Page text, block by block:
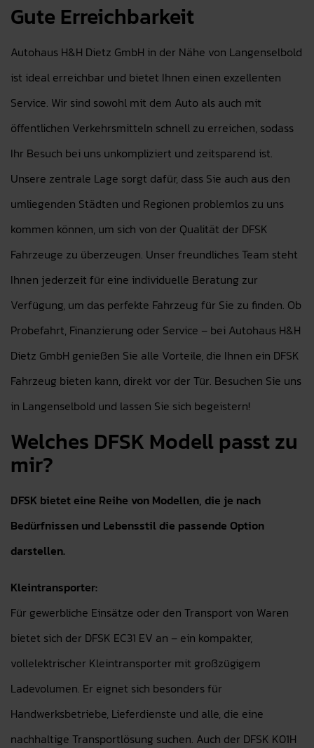
Gute Erreichbarkeit
Autohaus H&H Dietz GmbH in der Nähe von Langenselbold
ist ideal erreichbar und bietet Ihnen einen exzellenten
Service. Wir sind sowohl mit dem Auto als auch mit
öffentlichen Verkehrsmitteln schnell zu erreichen, sodass
Ihr Besuch bei uns unkompliziert und zeitsparend ist.
Unsere zentrale Lage sorgt dafür, dass Sie auch aus den
umliegenden Städten und Regionen problemlos zu uns
kommen können, um sich von der Qualität der DFSK
Fahrzeuge zu überzeugen. Unser freundliches Team steht
Ihnen jederzeit für eine individuelle Beratung zur
Verfügung, um das perfekte Fahrzeug für Sie zu finden. Ob
Probefahrt, Finanzierung oder Service – bei Autohaus H&H
Dietz GmbH genießen Sie alle Vorteile, die Ihnen ein DFSK
Fahrzeug bieten kann, direkt vor der Tür. Besuchen Sie uns
in Langenselbold und lassen Sie sich begeistern!
Welches DFSK Modell passt zu
mir?
DFSK bietet eine Reihe von Modellen, die je nach
Bedürfnissen und Lebensstil die passende Option
darstellen.
Kleintransporter:
Für gewerbliche Einsätze oder den Transport von Waren
bietet sich der DFSK EC31 EV an – ein kompakter,
vollelektrischer Kleintransporter mit großzügigem
Ladevolumen. Er eignet sich besonders für
Handwerksbetriebe, Lieferdienste und alle, die eine
nachhaltige Transportlösung suchen. Auch der DFSK K01H